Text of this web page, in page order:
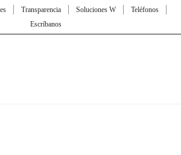
Transparencia Soluciones W
Teléfonos
Escríbanos